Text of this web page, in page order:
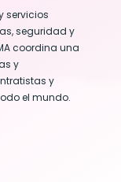
servicios
seguridad y
coordina una
y
y
el mundo.